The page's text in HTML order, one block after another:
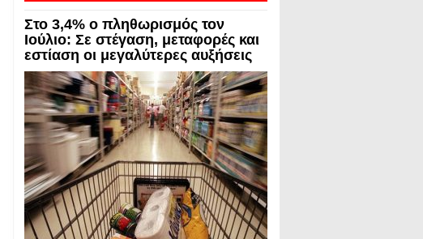
Στο 3,4% ο πληθωρισμός τον
Ιούλιο: Σε στέγαση, μεταφορές και
εστίαση οι μεγαλύτερες αυξήσεις